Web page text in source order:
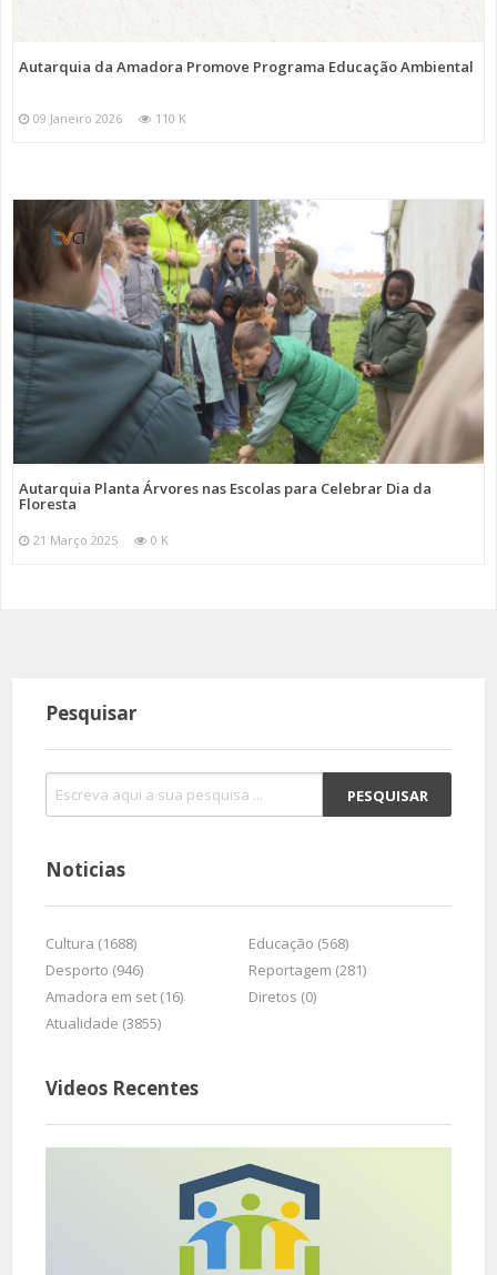
Autarquia da Amadora Promove Programa Educação Ambiental
09 Janeiro 2026 110 K
Autarquia Planta Árvores nas Escolas para Celebrar Dia da
Floresta
21 Março 2025 0 K
Pesquisar
Noticias
Cultura (1688)
Educação (568)
Desporto (946)
Reportagem (281)
Amadora em set (16)
Diretos (0)
Atualidade (3855)
Videos Recentes